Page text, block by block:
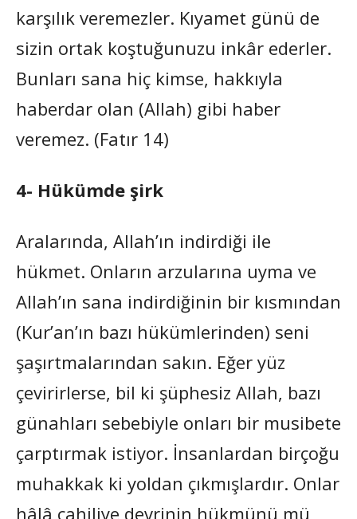
karşılık veremezler. Kıyamet günü de
sizin ortak koştuğunuzu inkâr ederler.
Bunları sana hiç kimse, hakkıyla
haberdar olan (Allah) gibi haber
veremez. (Fatır 14)
4- Hükümde şirk
Aralarında, Allah’ın indirdiği ile
hükmet. Onların arzularına uyma ve
Allah’ın sana indirdiğinin bir kısmından
(Kur’an’ın bazı hükümlerinden) seni
şaşırtmalarından sakın. Eğer yüz
çevirirlerse, bil ki şüphesiz Allah, bazı
günahları sebebiyle onları bir musibete
çarptırmak istiyor. İnsanlardan birçoğu
muhakkak ki yoldan çıkmışlardır. Onlar
hâlâ cahiliye devrinin hükmünü mü